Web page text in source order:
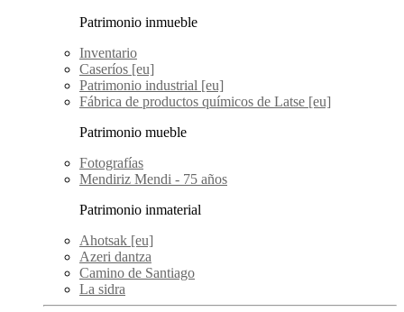
Patrimonio inmueble
Inventario
Caseríos [eu]
Patrimonio industrial [eu]
Fábrica de productos químicos de Latse [eu]
Patrimonio mueble
Fotografías
Mendiriz Mendi - 75 años
Patrimonio inmaterial
Ahotsak [eu]
Azeri dantza
Camino de Santiago
La sidra